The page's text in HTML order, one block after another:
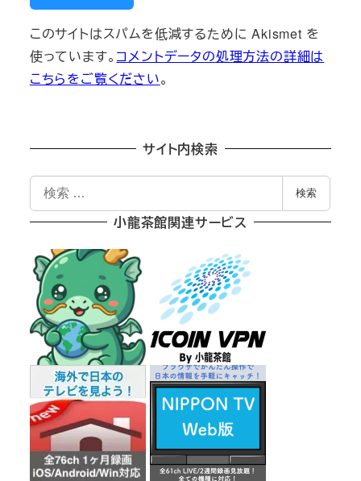
このサイトはスパムを低減するために Akismet を
使っています。 コメントデータの処理方法の詳細は
こちらをご覧ください。
サイト内検索
検
索
検索
小龍茶館関連サービス